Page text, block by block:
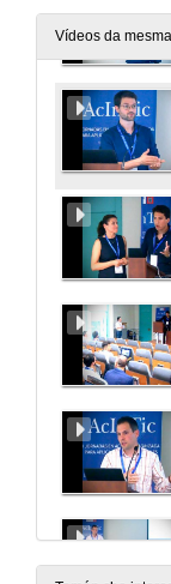
Vídeos da